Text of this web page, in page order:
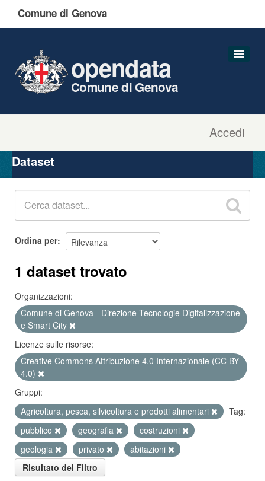
Comune di Genova
Accedi
opendata
Comune di Genova
Organizzazioni
Gruppi
Dataset
Ordina per
1 dataset trovato
Organizzazioni:
Comune di Genova - Direzione Tecnologie Digitalizzazione
e Smart City
Licenze sulle risorse:
Creative Commons Attribuzione 4.0 Internazionale (CC BY
4.0)
Gruppi:
Agricoltura, pesca, silvicoltura e prodotti alimentari
Tag:
pubblico
geografia
costruzioni
geologia
privato
abitazioni
Risultato del Filtro